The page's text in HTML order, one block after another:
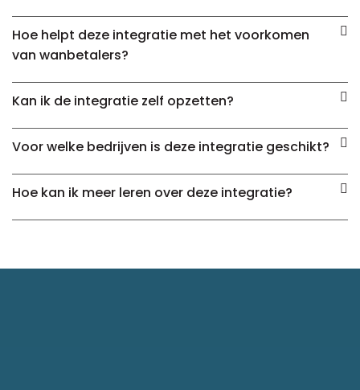
Hoe helpt deze integratie met het voorkomen
van wanbetalers?
Kan ik de integratie zelf opzetten?
Voor welke bedrijven is deze integratie geschikt?
Hoe kan ik meer leren over deze integratie?